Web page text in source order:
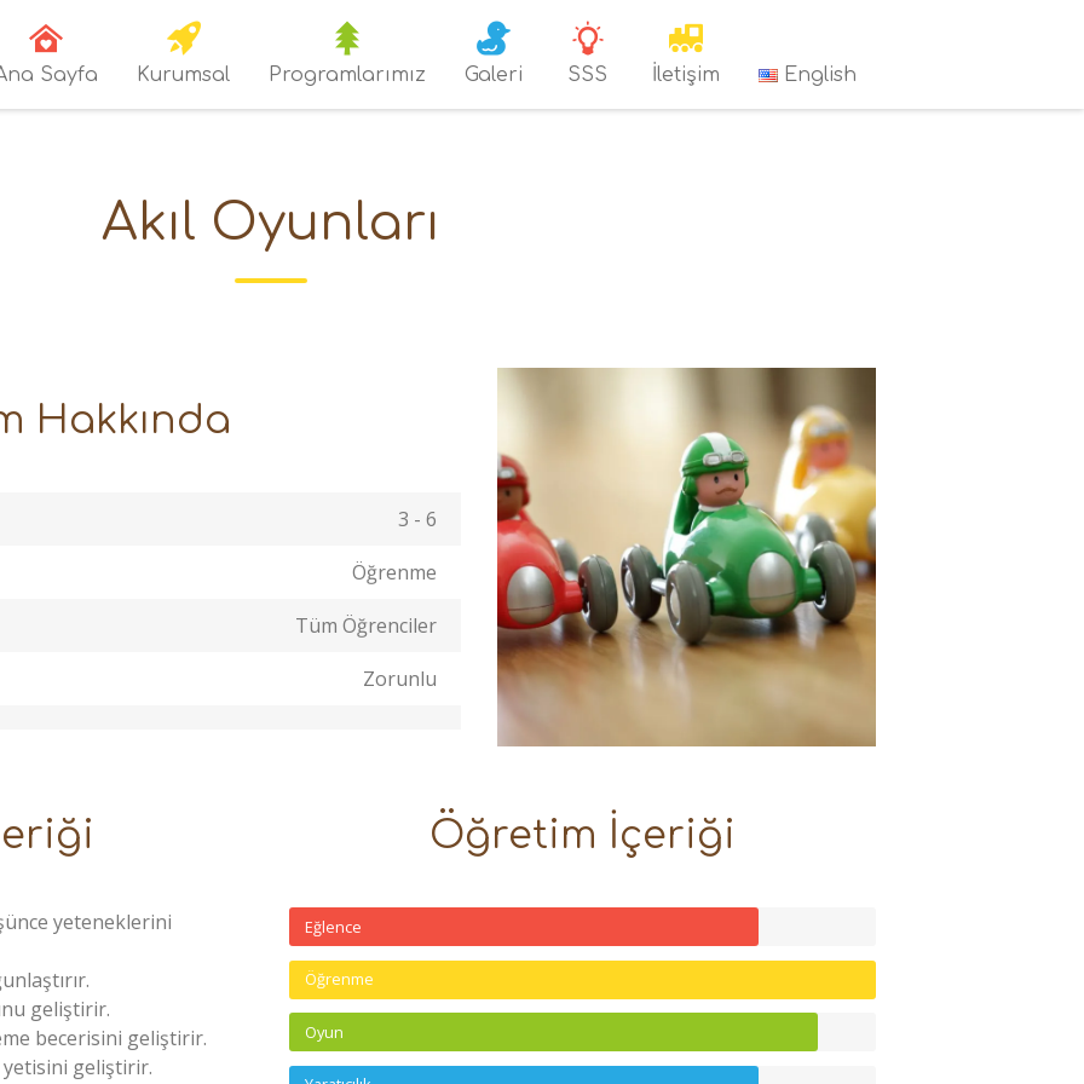
Sayfa Kurumsal Programlarımız Galeri SSS İletişim English
Akıl Oyunları
Hakkında
3 - 6
Öğrenme
Tüm Öğrenciler
Zorunlu
yeteneklerini
geliştirir.
becerisini geliştirir.
geliştirir.
Öğretim İçeriği
Eğlence
Öğrenme
Oyun